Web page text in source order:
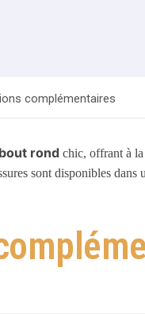
complémentaires
rond chic, offrant à la
sont disponibles